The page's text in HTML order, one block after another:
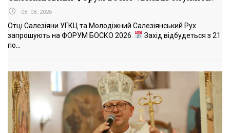
08. 08. 2026
Отці Салезіяни УГКЦ та Молодіжний Салезіянський Рух
запрошують на ФОРУМ БОСКО 2026.
Захід відбудеться з 21
по...